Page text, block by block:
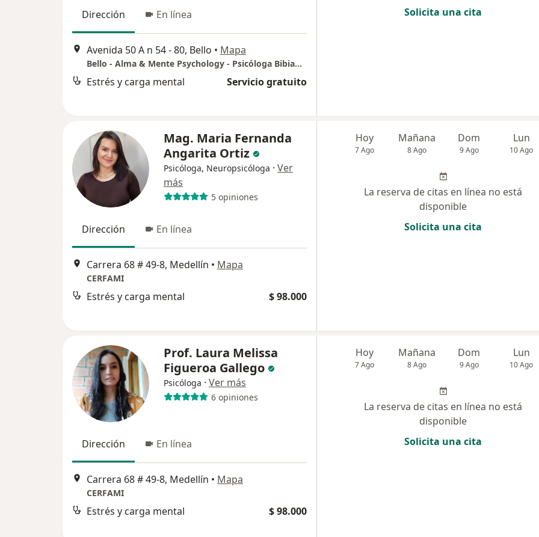
Dirección En línea
Avenida 50 A n 54 - 80, Bello • Mapa
Bello - Alma & Mente Psychology - Psicóloga Bibiana Brand
Estrés y carga mental Servicio gratuito
Solicita una cita
Mag. Maria Fernanda
Angarita Ortiz
Psicóloga, Neuropsicóloga · Ver
más
5 opiniones
Dirección En línea
Carrera 68 # 49-8, Medellín • Mapa
CERFAMI
Estrés y carga mental $ 98.000
Hoy
7 Ago
Mañana
8 Ago
Dom
9 Ago
Lun
10 Ago
La reserva de citas en línea no está
disponible
Solicita una cita
Prof. Laura Melissa
Figueroa Gallego
Psicóloga · Ver más
6 opiniones
Dirección En línea
Carrera 68 # 49-8, Medellín • Mapa
CERFAMI
Estrés y carga mental $ 98.000
Hoy
7 Ago
Mañana
8 Ago
Dom
9 Ago
Lun
10 Ago
La reserva de citas en línea no está
disponible
Solicita una cita